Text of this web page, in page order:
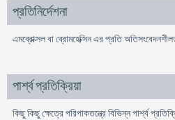
প্রতিনির্দেশনা
এমব্রোক্সল বা ব্রোমহেক্সিন এর প্রতি
পার্শ্ব প্রতিক্রিয়া
কিছু কিছু ক্ষেত্রে পরিপাকতন্ত্রে বিভিন্ন পার্শ্ব